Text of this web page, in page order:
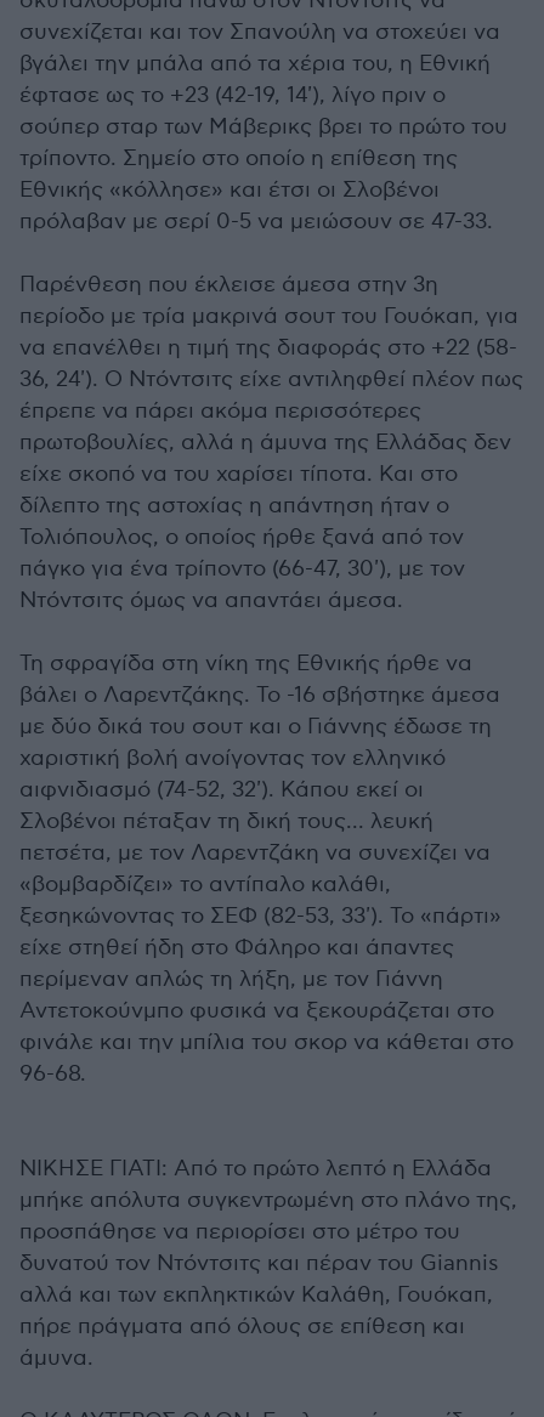
συνεχίζεται και τον Σπανούλη να στοχεύει να
βγάλει την μπάλα από τα χέρια του, η Εθνική
έφτασε ως το +23 (42-19, 14'), λίγο πριν ο
σούπερ σταρ των Μάβερικς βρει το πρώτο του
τρίποντο. Σημείο στο οποίο η επίθεση της
Εθνικής «κόλλησε» και έτσι οι Σλοβένοι
πρόλαβαν με σερί 0-5 να μειώσουν σε 47-33.
Παρένθεση που έκλεισε άμεσα στην 3η
περίοδο με τρία μακρινά σουτ του Γουόκαπ, για
να επανέλθει η τιμή της διαφοράς στο +22 (58-
36, 24'). Ο Ντόντσιτς είχε αντιληφθεί πλέον πως
έπρεπε να πάρει ακόμα περισσότερες
πρωτοβουλίες, αλλά η άμυνα της Ελλάδας δεν
είχε σκοπό να του χαρίσει τίποτα. Και στο
δίλεπτο της αστοχίας η απάντηση ήταν ο
Τολιόπουλος, ο οποίος ήρθε ξανά από τον
πάγκο για ένα τρίποντο (66-47, 30'), με τον
Ντόντσιτς όμως να απαντάει άμεσα.
Τη σφραγίδα στη νίκη της Εθνικής ήρθε να
βάλει ο Λαρεντζάκης. Το -16 σβήστηκε άμεσα
με δύο δικά του σουτ και ο Γιάννης έδωσε τη
χαριστική βολή ανοίγοντας τον ελληνικό
αιφνιδιασμό (74-52, 32'). Κάπου εκεί οι
Σλοβένοι πέταξαν τη δική τους... λευκή
πετσέτα, με τον Λαρεντζάκη να συνεχίζει να
«βομβαρδίζει» το αντίπαλο καλάθι,
ξεσηκώνοντας το ΣΕΦ (82-53, 33'). Το «πάρτι»
είχε στηθεί ήδη στο Φάληρο και άπαντες
περίμεναν απλώς τη λήξη, με τον Γιάννη
Αντετοκούνμπο φυσικά να ξεκουράζεται στο
φινάλε και την μπίλια του σκορ να κάθεται στο
96-68.
ΝΙΚΗΣΕ ΓΙΑΤΙ: Από το πρώτο λεπτό η Ελλάδα
μπήκε απόλυτα συγκεντρωμένη στο πλάνο της,
προσπάθησε να περιορίσει στο μέτρο του
δυνατού τον Ντόντσιτς και πέραν του Giannis
αλλά και των εκπληκτικών Καλάθη, Γουόκαπ,
πήρε πράγματα από όλους σε επίθεση και
άμυνα.